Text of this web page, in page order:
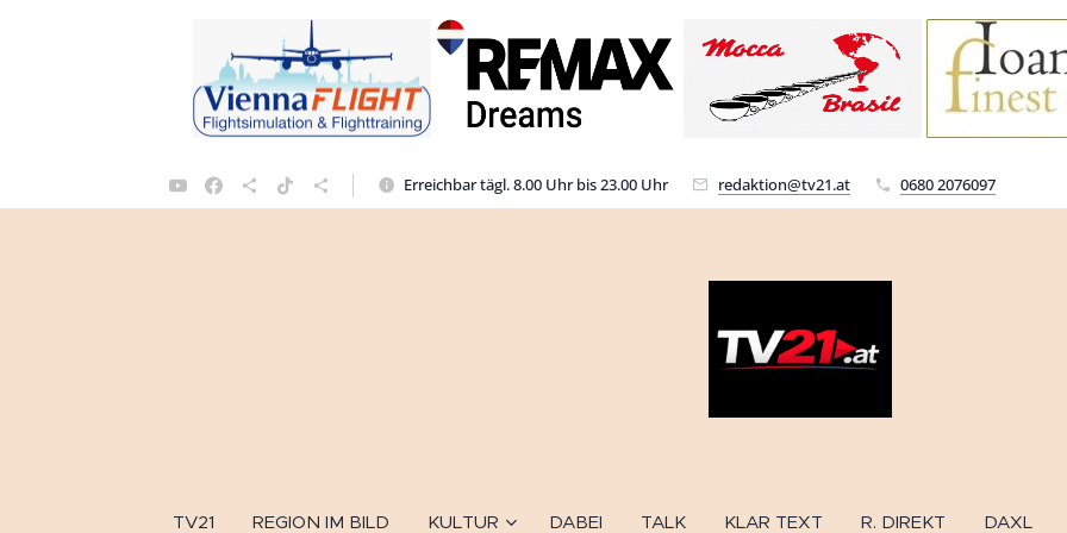
Erreichbar tägl. 8.00 Uhr bis 23.00 Uhr redaktion@tv21.at 0680 2076097
TV21 REGION IM BILD KULTUR DABEI TALK KLAR TEXT R. DIREKT DAXL